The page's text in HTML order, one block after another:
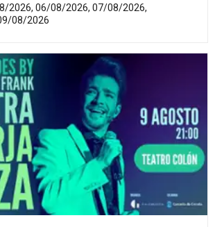
2026, 06/08/2026, 07/08/2026,
08/2026